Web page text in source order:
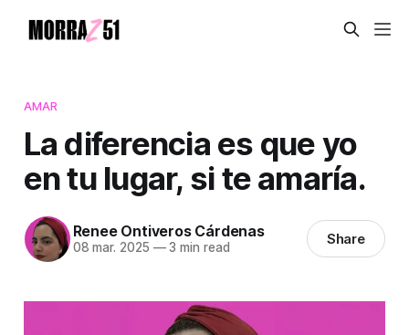
AMAR
La diferencia es que yo
en tu lugar, si te amaría.
Renee Ontiveros Cárdenas
08 mar. 2025 —3 min read Share